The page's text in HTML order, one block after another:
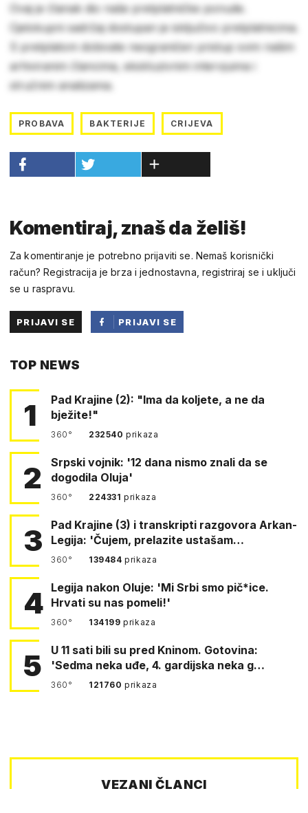
Ovaj je članak dio naše pretplatničke ponude.
Cjelokupni sadržaj dostupan je isključivo pretplatnicima.
S pretplatom dobivate neograničen pristup svim našim
arhiviranim člancima, ekskluzivnim intervjuima i
stručnim analizama.
PROBAVA BAKTERIJE CRIJEVA
Komentiraj, znaš da želiš!
Za komentiranje je potrebno prijaviti se. Nemaš korisnički
račun? Registracija je brza i jednostavna, registriraj se i uključi
se u raspravu.
PRIJAVI SE
PRIJAVI SE
TOP NEWS
1
Pad Krajine (2): "Ima da koljete, a ne da
bježite!"
360° 232540prikaza
2
Srpski vojnik: '12 dana nismo znali da se
dogodila Oluja'
360° 224331prikaza
3
Pad Krajine (3) i transkripti razgovora Arkan-
Legija: 'Čujem, prelazite ustašam…
360° 139484prikaza
4 Legija nakon Oluje: 'Mi Srbi smo pič*ice.
Hrvati su nas pomeli!'
360° 134199prikaza
5
U 11 sati bili su pred Kninom. Gotovina:
'Sedma neka uđe, 4. gardijska neka g…
360° 121760prikaza
VEZANI ČLANCI